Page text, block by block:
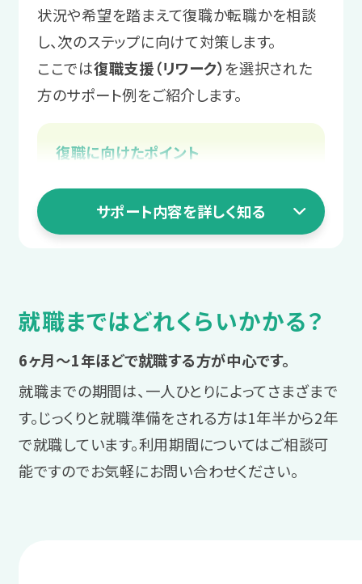
スタッフからのアドバイス
まずは安定して通うことを目標に、
理していきましょう！
＼あなたに合った通い方を相談／
サポートします。必要に応じて面接
にもスタッフが同行します。
4 職場定着ステージ
働き始めてからの
不安を相談する
働き始めてから起こる困りや不安も、ス
具体的な課題解決の方法を、スタッ
フが一緒に考えます。
スタッフからのアドバイス
初めての就労でも安心して就職活
環境を見つけます。
サポート例
実習後は都度スタッフと振り返りを
3 就職活動ステージ
LITALICOワークス独自の連携企業求人
参加します。
連携企業求人のメリット
業務量や障害理解などの企業情報
が事前に把握できる、入社前実習で
ツを身につけます。
サポート例
「自分を楽にする業務管理」や「自分
を助ける報告・相談・連絡」などのプ
ログラムを受講いただきます。
2 職場実習ステージ
プログラム受講の中で学んだ業務管理
を、職場実習で実践します。
サポート例
実習後にスタッフと振り返りを実施
し、さらに仕事の精度を上げるため
状況や希望を踏まえて復職か転職かを相談
し、次のステップに向けて対策します。
ここでは復職支援（リワーク）を選択された
方のサポート例をご紹介します。
復職に向けたポイント
職場復帰に向けて体調を整える
職場復帰への不安を解消する
復帰か転職かを
スタッフに相談する
今の職場へ復帰するか、転職するかを検
討します。
サポート内容を詳しく知る
就職まではどれくらいかかる？
6ヶ月～1年ほどで就職する方が中心です。
就職までの期間は、一人ひとりによってさまざまで
す。じっくりと就職準備をされる方は1年半から2年
で就職しています。利用期間についてはご相談可
能ですのでお気軽にお問い合わせください。